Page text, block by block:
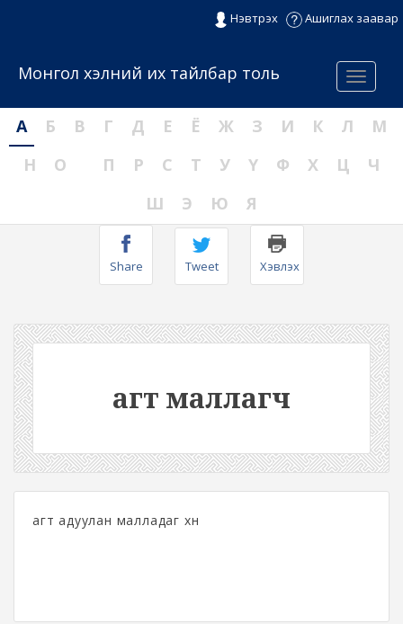
Нэвтрэх Ашиглах заавар
Menu
Монгол хэлний их тайлбар толь
А Б В Г Д Е Ё Ж З И К Л
М
Н
О П Р С Т У Ү Ф Х Ц
Ч
Ш
Э Ю Я
Share Tweet Хэвлэх
агт маллагч
агт адуулан малладаг хүн